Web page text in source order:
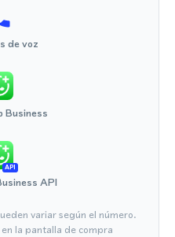
de voz
Business
API
API
variar según el número.
la pantalla de compra